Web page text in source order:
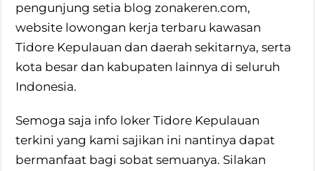
pengunjung setia blog zonakeren.com,
website lowongan kerja terbaru kawasan
Tidore Kepulauan dan daerah sekitarnya, serta
kota besar dan kabupaten lainnya di seluruh
Indonesia.
Semoga saja info loker Tidore Kepulauan
terkini yang kami sajikan ini nantinya dapat
bermanfaat bagi sobat semuanya. Silakan